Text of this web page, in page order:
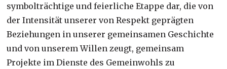
symbolträchtige und feierliche Etappe dar, die von
der Intensität unserer von Respekt geprägten
Beziehungen in unserer gemeinsamen Geschichte
und von unserem Willen zeugt, gemeinsam
Projekte im Dienste des Gemeinwohls zu